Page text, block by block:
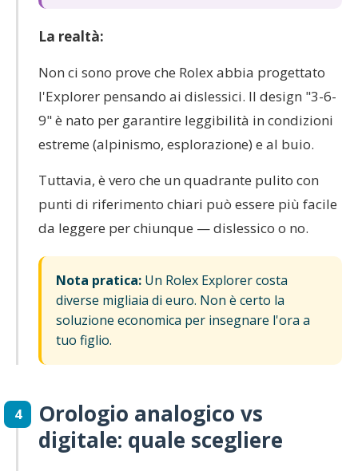
La realtà:
Non ci sono prove che Rolex abbia progettato
l'Explorer pensando ai dislessici. Il design "3-6-
9" è nato per garantire leggibilità in condizioni
estreme (alpinismo, esplorazione) e al buio.
Tuttavia, è vero che un quadrante pulito con
punti di riferimento chiari può essere più facile
da leggere per chiunque — dislessico o no.
Nota pratica: Un Rolex Explorer costa
diverse migliaia di euro. Non è certo la
soluzione economica per insegnare l'ora a
tuo figlio.
4
Orologio analogico vs
digitale: quale scegliere